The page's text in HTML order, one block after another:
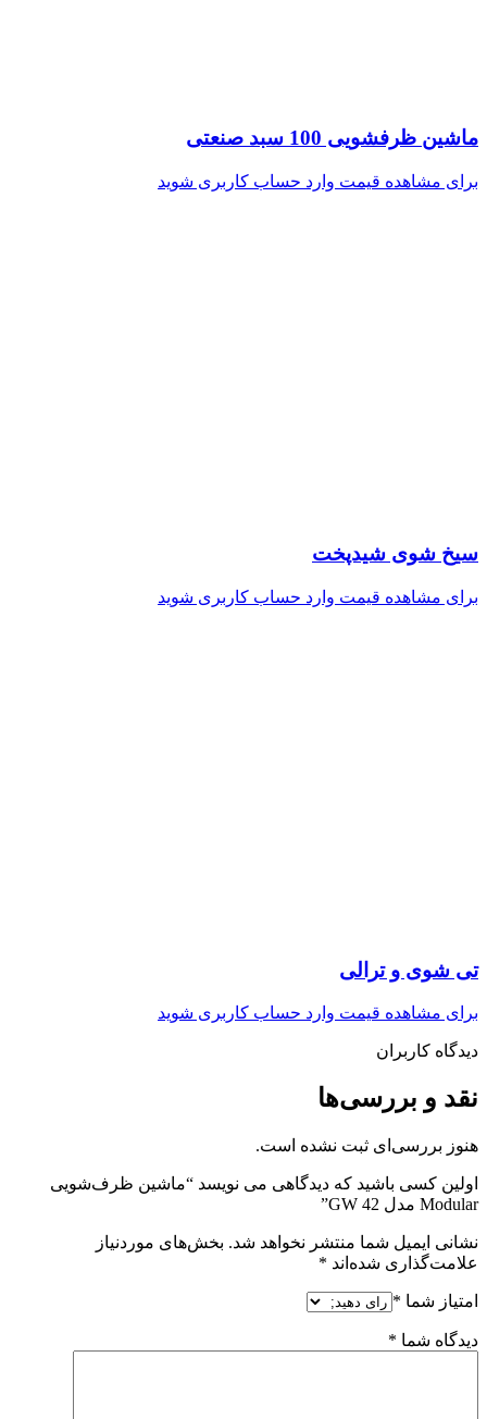
ماشین ظرفشویی 100 سبد صنعتی
برای مشاهده قیمت وارد حساب کاربری شوید
سیخ شوی شیدپخت
برای مشاهده قیمت وارد حساب کاربری شوید
تی شوی و ترالی
برای مشاهده قیمت وارد حساب کاربری شوید
دیدگاه کاربران
نقد و بررسی‌ها
هنوز بررسی‌ای ثبت نشده است.
اولین کسی باشید که دیدگاهی می نویسد “ماشین ظرف‌شویی
Modular مدل GW 42”
نشانی ایمیل شما منتشر نخواهد شد. بخش‌های موردنیاز
علامت‌گذاری شده‌اند *
امتیاز شما *
دیدگاه شما *